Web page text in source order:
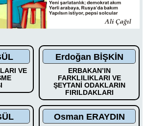
VE
Erdoğan BİŞKİN
ERBAKAN’IN
FARKLILIKLARI VE
ŞEYTANİ ODAKLARIN
FIRILDAKLARI
Osman ERAYDIN